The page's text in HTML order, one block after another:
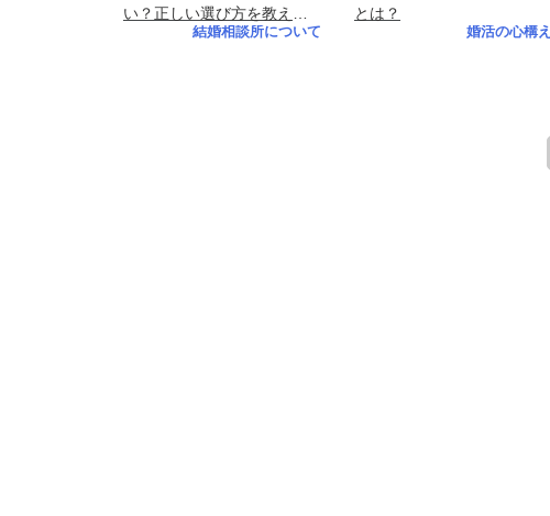
い？正しい選び方を教えま
結婚相談所について
とは？
婚活の心構え